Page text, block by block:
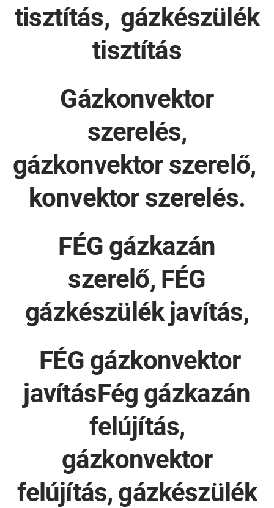
tisztítás, gázkészülék
tisztítás
Gázkonvektor
szerelés,
gázkonvektor szerelő,
konvektor szerelés.
FÉG gázkazán
szerelő, FÉG
gázkészülék javítás,
FÉG gázkonvektor
javításFég gázkazán
felújítás,
gázkonvektor
felújítás, gázkészülék